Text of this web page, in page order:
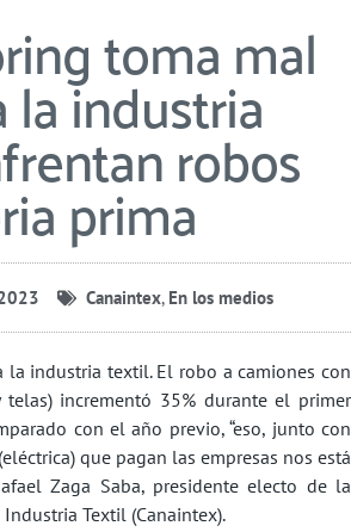
toma mal
la industria
robos
prima
Canaintex, En los medios
la industria textil. El robo a camiones con
incrementó 35% durante el primer
con el año previo, “eso, junto con
que pagan las empresas nos está
Zaga Saba, presidente electo de la
Textil (Canaintex).